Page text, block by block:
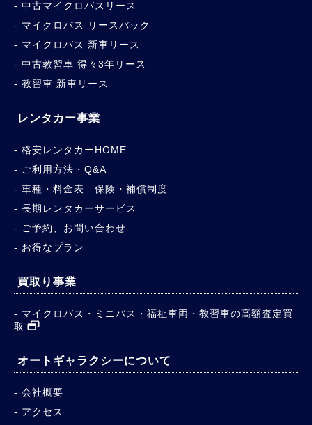
中古マイクロバスリース
マイクロバス リースバック
マイクロバス 新車リース
中古教習車 得々3年リース
教習車 新車リース
レンタカー事業
格安レンタカーHOME
ご利用方法・Q&A
車種・料金表 保険・補償制度
長期レンタカーサービス
ご予約、お問い合わせ
お得なプラン
買取り事業
マイクロバス・ミニバス・福祉車両・教習車の高額査定買
取
オートギャラクシーについて
会社概要
アクセス